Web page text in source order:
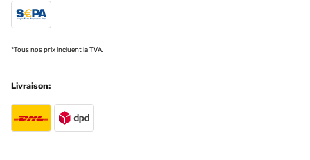
*Tous nos prix incluent la TVA.
Livraison: